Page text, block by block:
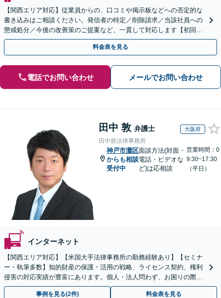
【関西エリア対応】従業員からの、口コミや掲示板などへの否定的な
書き込みはご相談ください。発信者の特定／削除請求／当該社員への
懲戒処分／今後の改善策のご提案など、一貫して対応します【初回相
談30分無料】書き込みを行わせない職場環境整備にも注力
料金表を見る
電話でお問い合わせ メールでお問い合わせ
田中 敦 弁護士 大阪府
田中敦法律事務所
神戸市灘区
からも相談
受付中
面談方法(対面・
電話・ビデオな
ど)は応相談
営業時間：0
9:30~17:30
（平日）
インターネット
【関西エリア対応】【米国大手法律事務所の勤務経験あり】【セミナ
ー・執筆多数】知的財産の保護・活用の戦略、ライセンス契約、権利
侵害の対応実績が豊富にあります。個人・法人問わず、お困りの際は
お気軽にご相談ください。【弁護士歴15年以上】
事例を見る(2件) 料金表を見る